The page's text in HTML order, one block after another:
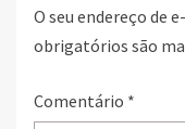
O seu endereço de
obrigatórios são
Comentário *